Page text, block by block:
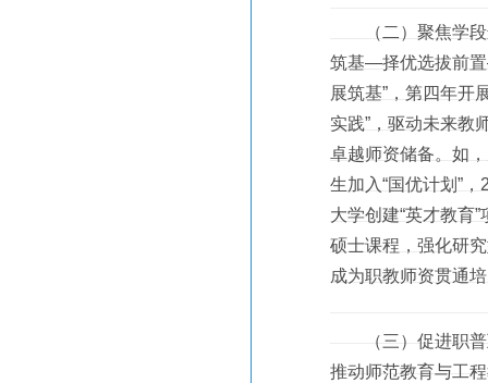
（二）聚焦学段
筑基—择优选拔前置
展筑基”，第四年开
实践”，驱动未来教
卓越师资储备。如
生加入“国优计划”
大学创建“英才教育
硕士课程，强化研
成为职教师资贯通
（三）促进职普
推动师范教育与工